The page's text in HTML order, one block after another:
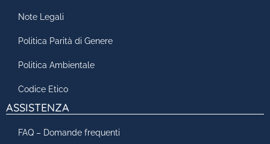
Note Legali
Politica Parità di Genere
Politica Ambientale
Codice Etico
ASSISTENZA
FAQ – Domande frequenti